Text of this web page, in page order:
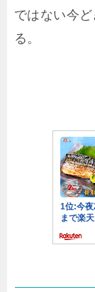
ではない今
る。